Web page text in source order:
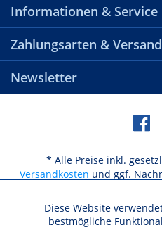
Informationen & Service
Zahlungsarten & Versand
Newsletter
* Alle Preise inkl.
Versandkosten und ggf.
Funktionale
Diese Website
bestmögliche